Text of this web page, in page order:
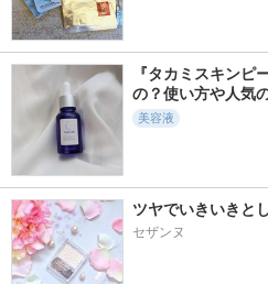
5.3
6018件
ABC-Gピールウォ
ッシュ
ドクターケイ
5.9
アベイユ ロ
『タカミスキンピ
の？使い方や人気
美容液
ツヤでいきいきと
セザンヌ